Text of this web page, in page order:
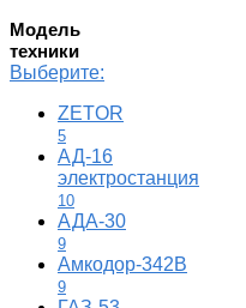
Модель
техники
Выберите:
ZETOR
5
АД-16
электростанция
10
АДА-30
9
Амкодор-342В
9